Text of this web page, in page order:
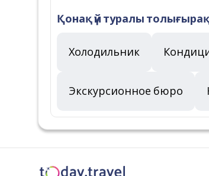
Қонақ үй туралы
Холодильник
Экскурсионное бюро